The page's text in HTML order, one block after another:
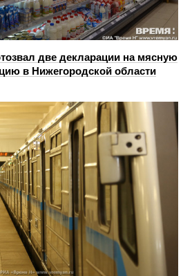
две декларации на мясную
в Нижегородской области